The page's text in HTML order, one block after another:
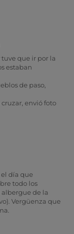
tuve que ir por la
estaban
de paso,
envió foto
día que
todo los
albergue de la
Vergüenza que